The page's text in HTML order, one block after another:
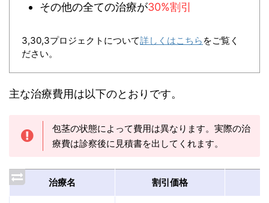
その他の全ての治療が30%割引
3,30,3プロジェクトについて詳しくはこちら をご覧く
ださい。
主な治療費用は以下のとおりです。
包茎の状態によって費用は異なります。実際の治
療費は診察後に見積書を出してくれます。
治療名 割引価格